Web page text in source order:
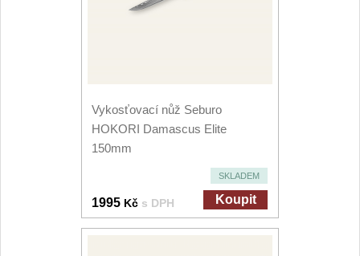
Vykosťovací nůž Seburo
HOKORI Damascus Elite
150mm
SKLADEM
1995 Kč s DPH Koupit